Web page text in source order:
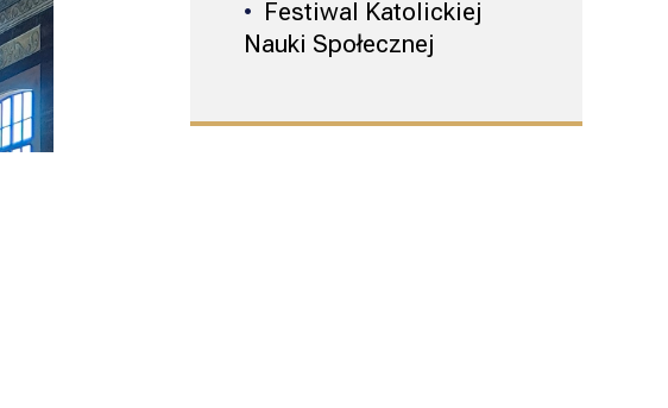
Festiwal Katolickiej
Nauki Społecznej